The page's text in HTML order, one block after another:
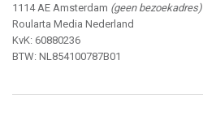
1114 AE Amsterdam (geen bezoekadres)
Roularta Media Nederland
KvK: 60880236
BTW: NL854100787B01